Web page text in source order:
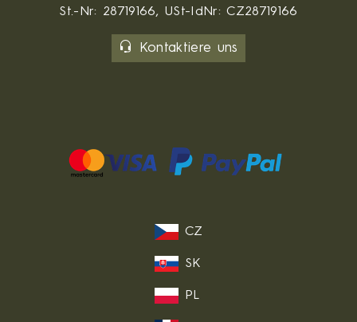
St.-Nr: 28719166, USt-IdNr: CZ28719166
Kontaktiere uns
CZ
SK
PL